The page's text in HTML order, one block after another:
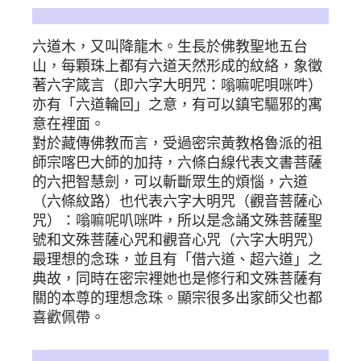
六道木，又叫降龍木。生長於佛教聖地五台
山，每顆珠上都有六道天然形成的紋絡，象徵
著六字箴言（即六字大明咒：嗡嘛呢唄咪吽）
亦有「六道輪回」之意，有可以鎮宅驅邪的寓
意在裡面。
對於藏傳佛教而言，受過密宗黃教格魯派的祖
師宗喀巴大師的加持，六條白線代表文書菩薩
的六把智慧劍，可以斬斷眾生的煩惱，六道
（六條紋路）也代表六字大明咒（觀音菩薩心
咒）：嗡嘛呢叭咪吽，所以是念誦文殊菩薩聖
號和文殊菩薩心咒和觀音心咒（六字大明咒）
最理想的念珠，並且有「借六道、超六道」之
典故，同時在密宗裡她也是修行和文殊菩薩有
關的本尊的理想念珠。顯宗很多出家師父也都
喜歡佩帶。